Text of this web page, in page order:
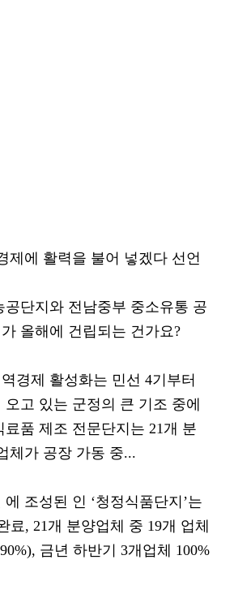
제에 활력을 불어 넣겠다 선언
공단지와 전남중부 중소유통 공
올해에 건립되는 건가요?
경제 활성화는 민선 4기부터
고 있는 군정의 큰 기조 중에
품 제조 전문단지는 21개 분
체가 공장 가동 중...
조성된 인 ‘청정식품단지’는
료, 21개 분양업체 중 19개 업체
금년 하반기 3개업체 100%